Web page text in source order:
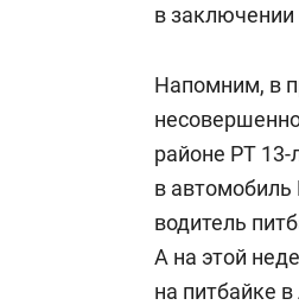
в
Напомним, в
районе РТ 13-
в автомобиль
водитель
А на этой
на питбайке